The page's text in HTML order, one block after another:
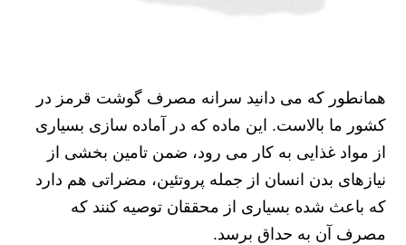
همانطور که می دانید سرانه مصرف گوشت قرمز در
کشور ما بالاست. این ماده که در آماده سازی بسیاری
از مواد غذایی به کار می رود، ضمن تامین بخشی از
نیازهای بدن انسان از جمله پروتئین، مضراتی هم دارد
که باعث شده بسیاری از محققان توصیه کنند که
مصرف آن به حداق برسد.